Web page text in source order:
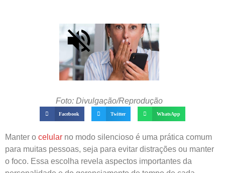
Foto: Divulgação/Reprodução
Facebook Twitter WhatsApp
Manter o celular no modo silencioso é uma prática comum
para muitas pessoas, seja para evitar distrações ou manter
o foco. Essa escolha revela aspectos importantes da